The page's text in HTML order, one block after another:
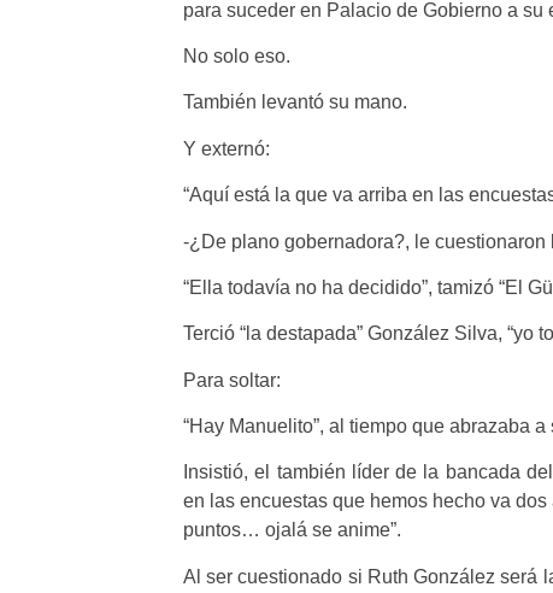
para suceder en Palacio de Gobierno a
No solo eso.
También levantó su mano.
Y externó:
“Aquí está la que va arriba en las
-¿De plano gobernadora?, le cuestionaron
“Ella todavía no ha decidido”, tamizó “El
Terció “la destapada” González Silva, “yo
Para soltar:
“Hay Manuelito”, al tiempo que abrazaba
Insistió, el también líder de la bancada
en las encuestas que hemos hecho va
puntos… ojalá se anime”.
Al ser cuestionado si Ruth González será